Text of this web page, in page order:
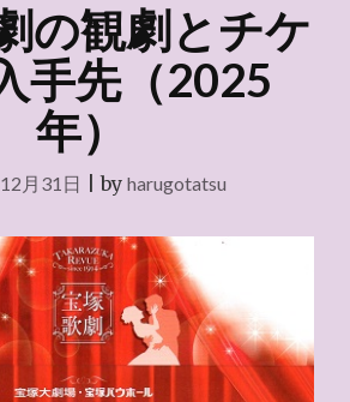
の観劇とチケ
手先（2025
年）
月31日 |by harugotatsu